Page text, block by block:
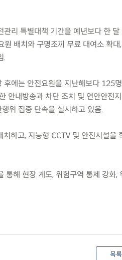
리 특별대책 기간을 예년보다 한 달
배치와 구명조끼 무료 대여소 확대,
.
에는 안전요원을 지난해보다 125
안내방송과 차단 조치 및 연안안전
위 집중 단속을 실시하고 있음.
하고, 지능형 CCTV 및 안전시설을
해 현장 계도, 위험구역 통제 강화,
목